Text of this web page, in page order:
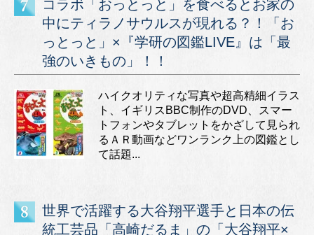
コラボ「おっとっと」を食べるとお家の
中にティラノサウルスが現れる？！「お
っとっと」×『学研の図鑑LIVE』は「最
強のいきもの」！！
ハイクオリティな写真や超高精細イラス
ト、イギリスBBC制作のDVD、スマー
トフォンやタブレットをかざして見られ
るＡＲ動画などワンランク上の図鑑とし
て話題...
世界で活躍する大谷翔平選手と日本の伝
統工芸品「高崎だるま」の「大谷翔平×